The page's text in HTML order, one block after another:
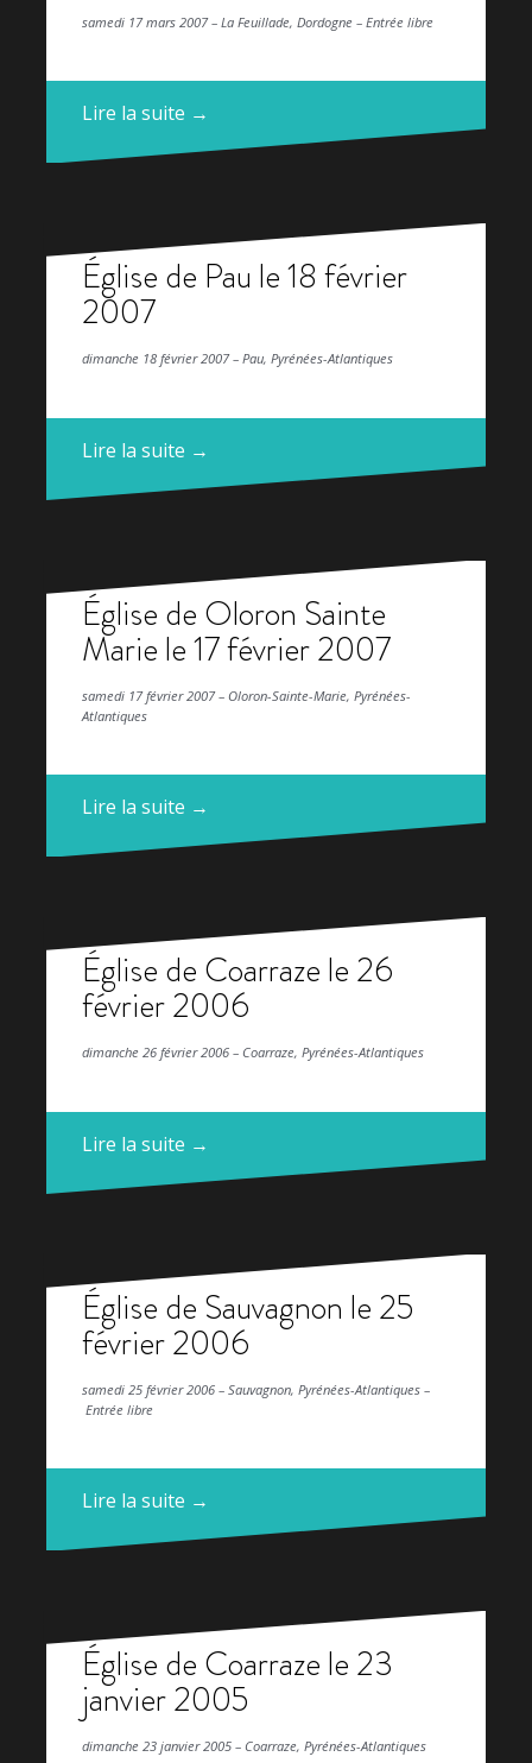
samedi 17 mars 2007 – La Feuillade, Dordogne – Entrée libre
Lire la suite →
Église de Pau le 18 février
2007
dimanche 18 février 2007 – Pau, Pyrénées-Atlantiques
Lire la suite →
Église de Oloron Sainte
Marie le 17 février 2007
samedi 17 février 2007 – Oloron-Sainte-Marie, Pyrénées-
Atlantiques
Lire la suite →
Église de Coarraze le 26
février 2006
dimanche 26 février 2006 – Coarraze, Pyrénées-Atlantiques
Lire la suite →
Église de Sauvagnon le 25
février 2006
samedi 25 février 2006 – Sauvagnon, Pyrénées-Atlantiques –
Entrée libre
Lire la suite →
Église de Coarraze le 23
janvier 2005
dimanche 23 janvier 2005 – Coarraze, Pyrénées-Atlantiques